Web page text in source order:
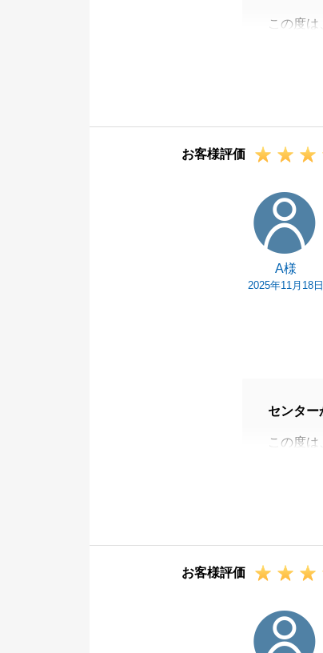
この度
大変ご
お客様評価
A様
2025年11月18日
センター
この度
無事に
お客様評価